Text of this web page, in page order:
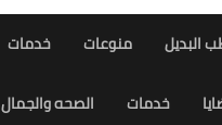
البديل منوعات خدمات
خدمات الصحه والجمال